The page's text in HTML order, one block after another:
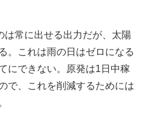
は常に出せる出力だが、太陽
。これは雨の日はゼロになる
にできない。原発は1日中稼
で、これを削減するためには